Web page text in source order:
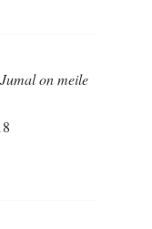
on meile